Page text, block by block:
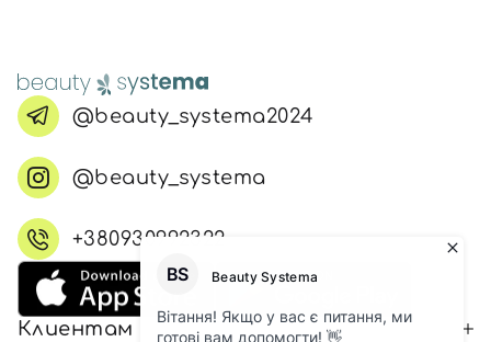
@beauty_systema2024
@beauty_systema
+380930992322
Клиентам